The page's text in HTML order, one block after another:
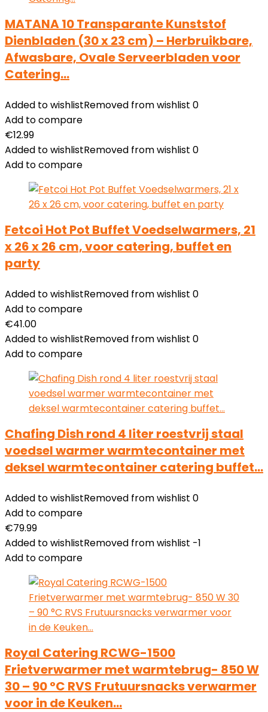
MATANA 10 Transparante Kunststof
Dienbladen (30 x 23 cm) – Herbruikbare,
Afwasbare, Ovale Serveerbladen voor
Catering…
Added to wishlistRemoved from wishlist 0
Add to compare
€12.99
Added to wishlistRemoved from wishlist 0
Add to compare
Fetcoi Hot Pot Buffet Voedselwarmers, 21
x 26 x 26 cm, voor catering, buffet en
party
Added to wishlistRemoved from wishlist 0
Add to compare
€41.00
Added to wishlistRemoved from wishlist 0
Add to compare
Chafing Dish rond 4 liter roestvrij staal
voedsel warmer warmtecontainer met
deksel warmtecontainer catering buffet…
Added to wishlistRemoved from wishlist 0
Add to compare
€79.99
Added to wishlistRemoved from wishlist -1
Add to compare
Royal Catering RCWG-1500
Frietverwarmer met warmtebrug- 850 W
30 – 90 °C RVS Frutuursnacks verwarmer
voor in de Keuken…